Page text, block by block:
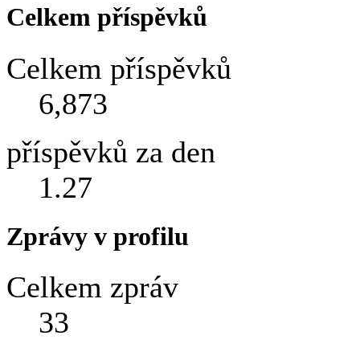
Celkem příspěvků
Celkem příspěvků
6,873
příspěvků za den
1.27
Zprávy v profilu
Celkem zpráv
33